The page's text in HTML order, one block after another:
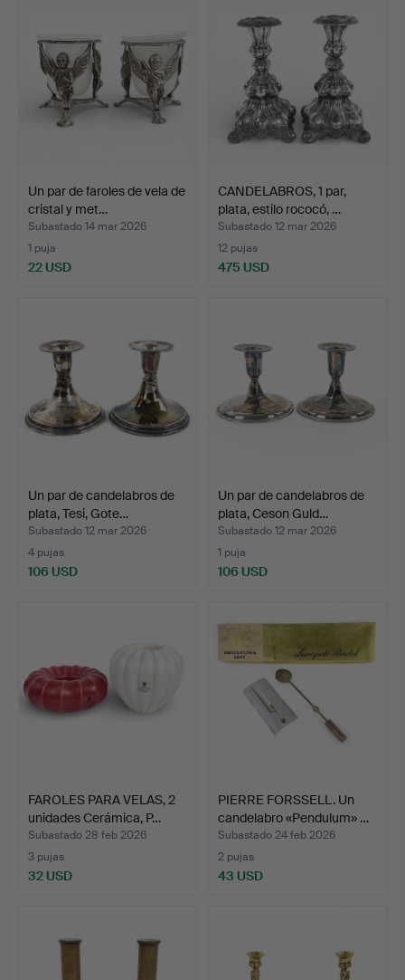
Un par de faroles de vela de
cristal y met…
Subastado 14 mar 2026
1 puja
22 USD
CANDELABROS, 1 par,
plata, estilo rococó, …
Subastado 12 mar 2026
12 pujas
475 USD
Un par de candelabros de
plata, Tesi, Gote…
Subastado 12 mar 2026
4 pujas
106 USD
Un par de candelabros de
plata, Ceson Guld…
Subastado 12 mar 2026
1 puja
106 USD
FAROLES PARA VELAS, 2
unidades Cerámica, P…
Subastado 28 feb 2026
3 pujas
32 USD
PIERRE FORSSELL. Un
candelabro «Pendulum» …
Subastado 24 feb 2026
2 pujas
43 USD